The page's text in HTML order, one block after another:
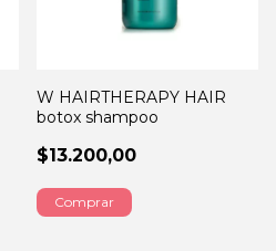
W HAIRTHERAPY HAIR
botox shampoo
$13.200,00
Comprar